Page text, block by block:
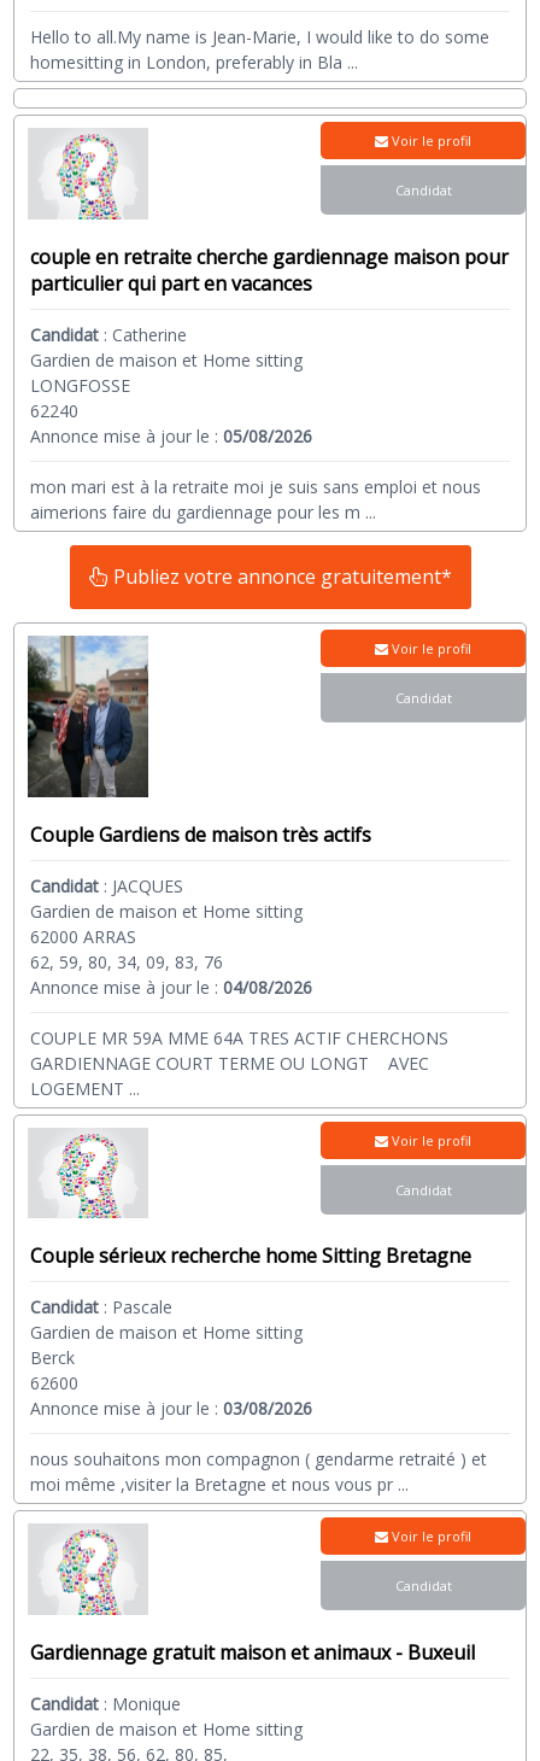
Hello to all.My name is Jean-Marie, I would like to do some
homesitting in London, preferably in Bla ...
couple en retraite cherche gardiennage maison pour
particulier qui part en vacances
Candidat : Catherine
Gardien de maison et Home sitting
LONGFOSSE
62240
Annonce mise à jour le :05/08/2026
mon mari est à la retraite moi je suis sans emploi et nous
aimerions faire du gardiennage pour les m ...
Voir le profil
Candidat
Publiez votre annonce gratuitement*
Couple Gardiens de maison très actifs
Candidat : JACQUES
Gardien de maison et Home sitting
62000 ARRAS
62, 59, 80, 34, 09, 83, 76
Annonce mise à jour le :04/08/2026
COUPLE MR 59A MME 64A TRES ACTIF CHERCHONS
GARDIENNAGE COURT TERME OU LONGT AVEC
LOGEMENT ...
Voir le profil
Candidat
Couple sérieux recherche home Sitting Bretagne
Candidat : Pascale
Gardien de maison et Home sitting
Berck
62600
Annonce mise à jour le :03/08/2026
nous souhaitons mon compagnon ( gendarme retraité ) et
moi même ,visiter la Bretagne et nous vous pr ...
Voir le profil
Candidat
Gardiennage gratuit maison et animaux - Buxeuil
Candidat : Monique
Gardien de maison et Home sitting
22, 35, 38, 56, 62, 80, 85,
Voir le profil
Candidat